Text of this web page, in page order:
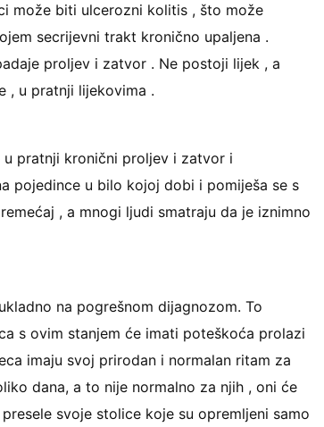
može biti ulcerozni kolitis , što može
secrijevni trakt kronično upaljena .
proljev i zatvor . Ne postoji lijek , a
, u pratnji lijekovima .
pratnji kronični proljev i zatvor i
pojedince u bilo kojoj dobi i pomiješa se s
, a mnogi ljudi smatraju da je iznimno
na pogrešnom dijagnozom. To
s ovim stanjem će imati poteškoća prolazi
imaju svoj prirodan i normalan ritam za
dana, a to nije normalno za njih , oni će
svoje stolice koje su opremljeni samo